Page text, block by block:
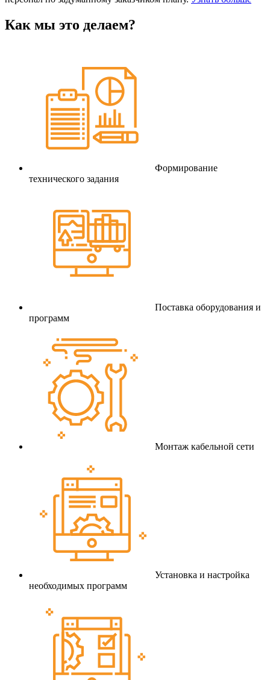
Как мы это делаем?
Формирование
технического задания
Поставка оборудования и
программ
Монтаж кабельной сети
Установка и настройка
необходимых программ